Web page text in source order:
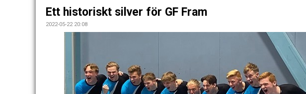
Ett historiskt silver för GF Fram
2022-05-22 20:08